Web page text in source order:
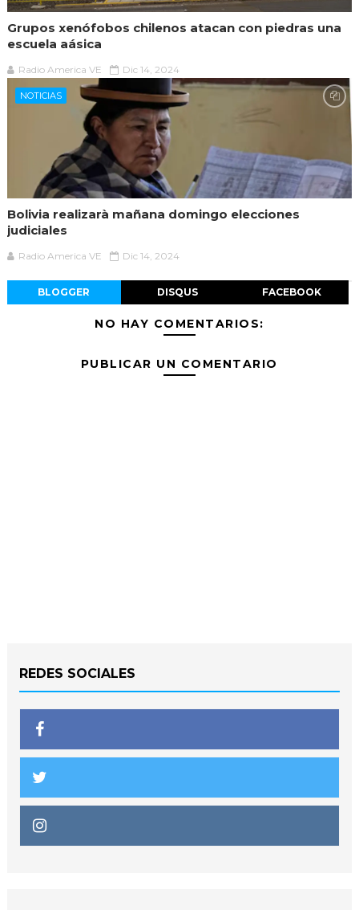
Grupos xenófobos chilenos atacan con piedras una
escuela aásica
Radio America VE Dic 14, 2024
NOTICIAS
Bolivia realizarà mañana domingo elecciones
judiciales
Radio America VE Dic 14, 2024
BLOGGER DISQUS FACEBOOK
NO HAY COMENTARIOS:
PUBLICAR UN COMENTARIO
REDES SOCIALES